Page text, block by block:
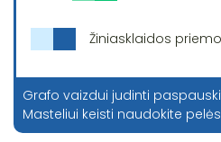
Žiniasklaidos
Grafo vaizdui judinti
Masteliui keisti naudokite